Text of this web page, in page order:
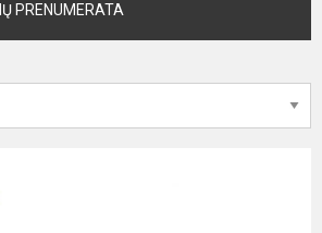
PRENUMERATA